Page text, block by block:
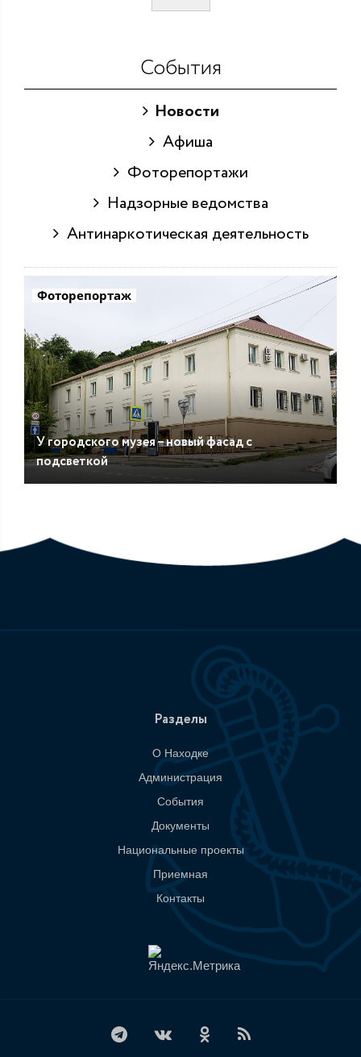
События
Новости
Афиша
Фоторепортажи
Надзорные ведомства
Антинаркотическая деятельность
Фоторепортаж
У городского музея – новый фасад с
подсветкой
Разделы
О Находке
Администрация
События
Документы
Национальные проекты
Приемная
Контакты